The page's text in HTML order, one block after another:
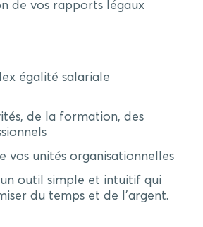
de vos rapports légaux
égalité salariale
de la formation, des
unités organisationnelles
outil simple et intuitif qui
du temps et de l’argent.